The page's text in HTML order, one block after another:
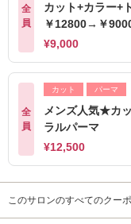
全
員
カット+カラー+
￥12800→￥
¥9,000
全
員
カット パーマ
メンズ人気★カ
ラルパーマ
¥12,500
このサロンのすべてのクー